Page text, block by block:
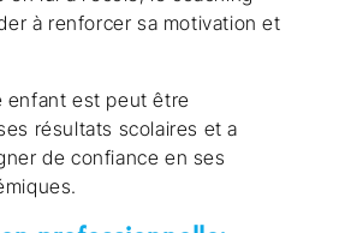
à renforcer sa motivation et
enfant est peut être
résultats scolaires et a
de confiance en ses